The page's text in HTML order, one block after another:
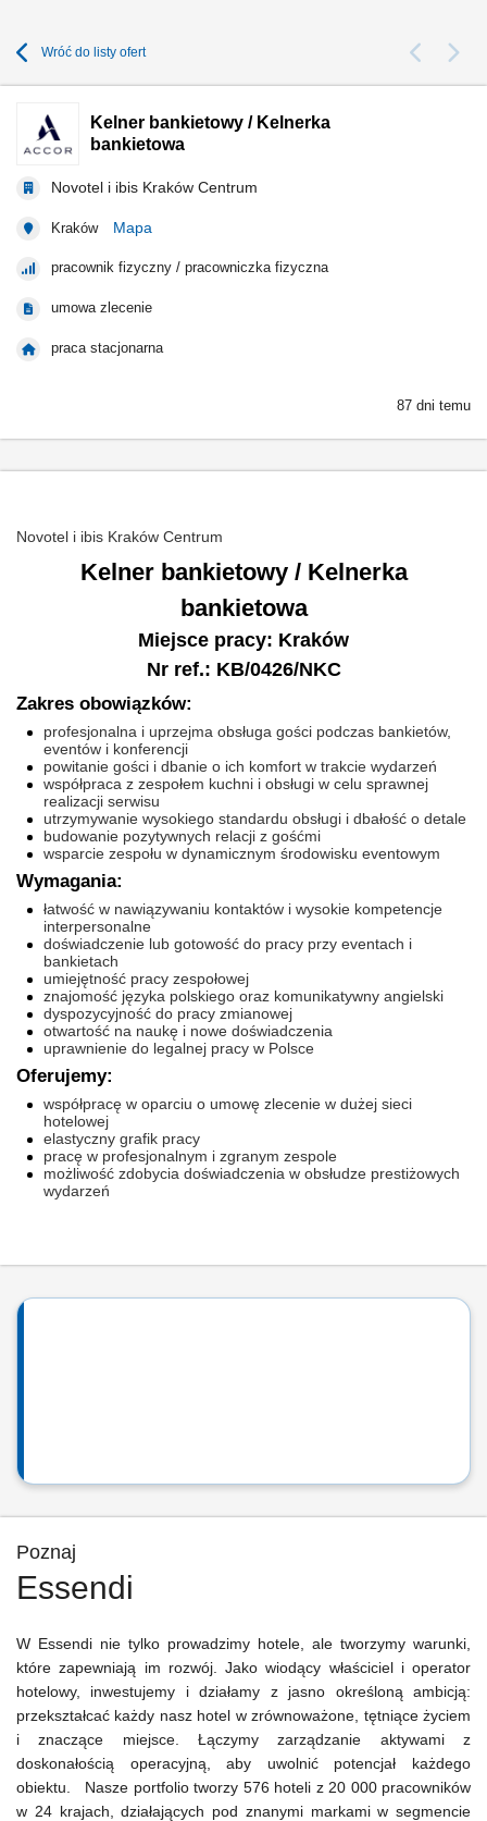
Wróć do listy ofert
Kelner bankietowy / Kelnerka
bankietowa
Novotel i ibis Kraków Centrum
Kraków Mapa
pracownik fizyczny / pracowniczka fizyczna
umowa zlecenie
praca stacjonarna
87 dni temu
Novotel i ibis Kraków Centrum
Kelner bankietowy / Kelnerka
bankietowa
Miejsce pracy: Kraków
Nr ref.: KB/0426/NKC
Zakres obowiązków:
profesjonalna i uprzejma obsługa gości podczas bankietów,
eventów i konferencji
powitanie gości i dbanie o ich komfort w trakcie wydarzeń
współpraca z zespołem kuchni i obsługi w celu sprawnej
realizacji serwisu
utrzymywanie wysokiego standardu obsługi i dbałość o detale
budowanie pozytywnych relacji z gośćmi
wsparcie zespołu w dynamicznym środowisku eventowym
Wymagania:
łatwość w nawiązywaniu kontaktów i wysokie kompetencje
interpersonalne
doświadczenie lub gotowość do pracy przy eventach i
bankietach
umiejętność pracy zespołowej
znajomość języka polskiego oraz komunikatywny angielski
dyspozycyjność do pracy zmianowej
otwartość na naukę i nowe doświadczenia
uprawnienie do legalnej pracy w Polsce
Oferujemy:
współpracę w oparciu o umowę zlecenie w dużej sieci
hotelowej
elastyczny grafik pracy
pracę w profesjonalnym i zgranym zespole
możliwość zdobycia doświadczenia w obsłudze prestiżowych
wydarzeń
Poznaj
Essendi
W Essendi nie tylko prowadzimy hotele, ale tworzymy warunki,
które zapewniają im rozwój. Jako wiodący właściciel i operator
hotelowy, inwestujemy i działamy z jasno określoną ambicją:
przekształcać każdy nasz hotel w zrównoważone, tętniące życiem
i znaczące miejsce. Łączymy zarządzanie aktywami z
doskonałością operacyjną, aby uwolnić potencjał każdego
obiektu. Nasze portfolio tworzy 576 hoteli z 20 000 pracowników
w 24 krajach, działających pod znanymi markami w segmencie